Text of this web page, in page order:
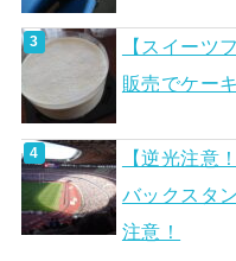
【スイーツ
販売でケー
【逆光注意
バックスタ
注意！